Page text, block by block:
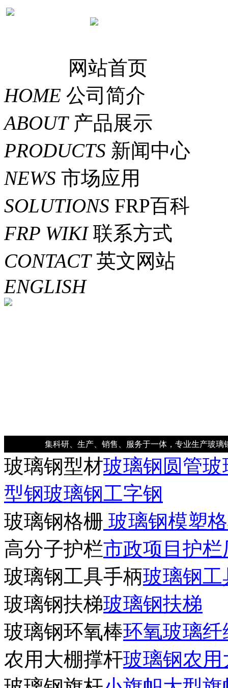
网站首页
HOME 公司简介
ABOUT 产品展示
PRODUCTS 新闻中心
NEWS 市场应用
SOLUTIONS FRP百科
FRP WIKI 联系方式
CONTACT 英文网站
ENGLISH
集科研、生产、销售、服务于一体，专业生产玻璃
玻璃钢型材玻璃钢圆管玻
型钢玻璃钢工字钢
玻璃钢格栅 玻璃钢模塑
高分子护栏市政项目护栏
玻璃钢工具手柄玻璃钢工
玻璃钢扶梯玻璃钢扶梯
玻璃钢环氧棒环氧玻璃纤
农用大棚撑杆玻璃钢农